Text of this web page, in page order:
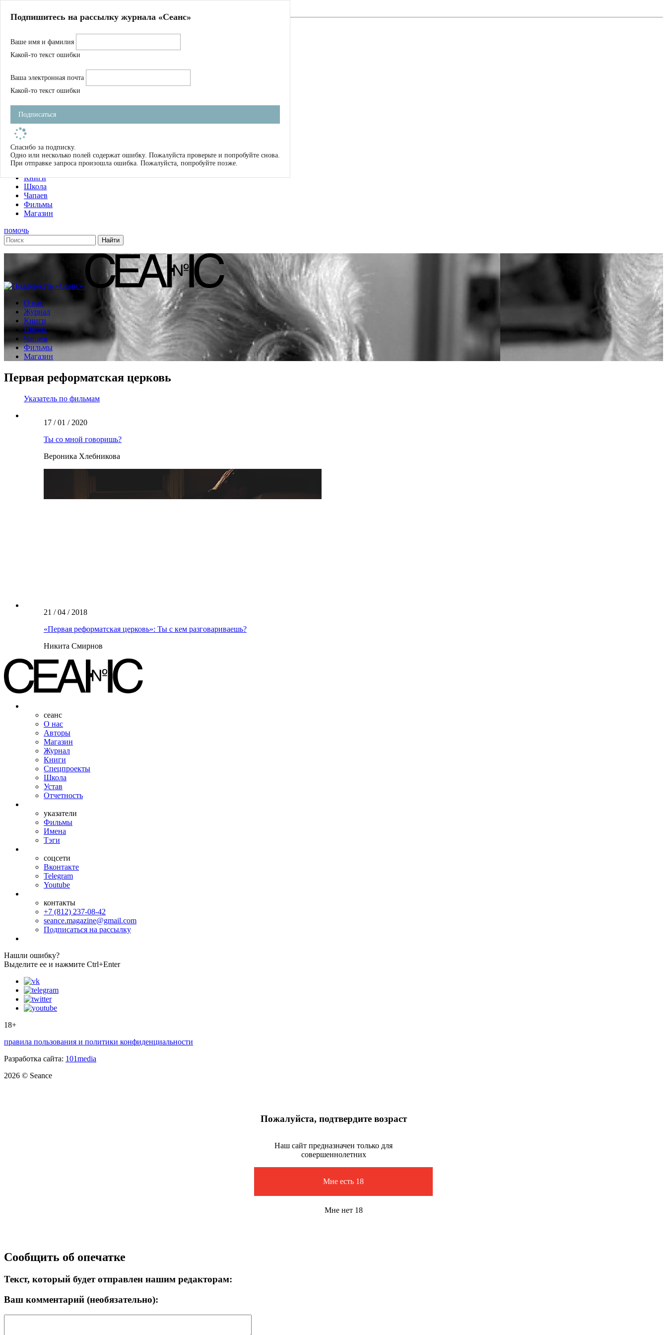
Магазин
Журнал
Школа
Устав
Фильмы
Имена
Тэги
О нас
Журнал
Книги
Школа
Чапаев
Фильмы
Магазин
помочь
О нас
Журнал
Книги
Школа
Чапаев
Фильмы
Магазин
Первая реформатская церковь
Указатель по фильмам
17 / 01 / 2020
Ты со мной говоришь?
Вероника Хлебникова
21 / 04 / 2018
«Первая реформатская церковь»: Ты с кем разговариваешь?
Никита Смирнов
сеанс
О нас
Авторы
Магазин
Журнал
Книги
Спецпроекты
Школа
Устав
Отчетность
указатели
Фильмы
Имена
Тэги
соцсети
Вконтакте
Telegram
Youtube
контакты
+7 (812) 237-08-42
seance.magazine@gmail.com
Подписаться на рассылку
Подпишитесь на рассылку журнала «Сеанс»
Ваше имя и фамилия
Какой-то текст ошибки
Ваша электронная почта
Какой-то текст ошибки
Подписаться
Спасибо за подписку.
Одно или несколько полей содержат ошибку. Пожалуйста проверьте и попробуйте снова.
При отправке запроса произошла ошибка. Пожалуйста, попробуйте позже.
Нашли ошибку?
Выделите ее и нажмите Ctrl+Enter
18+
правила пользования и политики конфиденциальности
Разработка сайта: 101media
2026 © Seance
Пожалуйста, подтвердите возраст
Наш сайт предназначен только для
совершеннолетних
Мне есть 18
Мне нет 18
Сообщить об опечатке
Текст, который будет отправлен нашим редакторам:
Ваш комментарий (необязательно):